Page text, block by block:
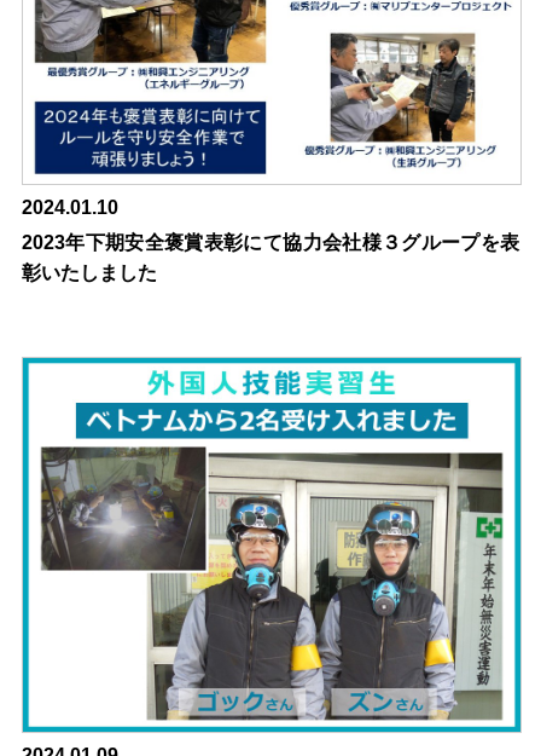
2024.01.10
2023年下期安全褒賞表彰にて協力会社様３グループを表
彰いたしました